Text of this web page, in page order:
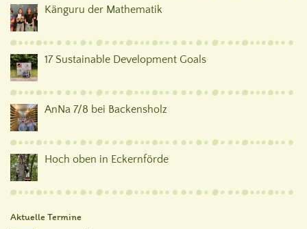
Känguru der Mathematik
17 Sustainable Development Goals
AnNa 7/8 bei Backensholz
Hoch oben in Eckernförde
Aktuelle Termine